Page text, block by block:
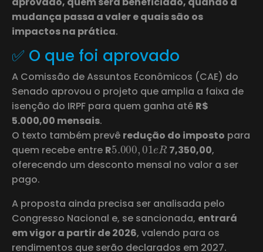
mudança passa a valer e quais são os
impactos na prática.
✅ O que foi aprovado
A Comissão de Assuntos Econômicos (CAE) do
Senado aprovou o projeto que amplia a faixa de
isenção do IRPF para quem ganha até R$
5.000,00 mensais.
O texto também prevê redução do imposto para
quem recebe entre R
5.000,01eR
7,350,00,
oferecendo um desconto mensal no valor a ser
pago.
A proposta ainda precisa ser analisada pelo
Congresso Nacional e, se sancionada, entrará
em vigor a partir de 2026, valendo para os
rendimentos que serão declarados em 2027.